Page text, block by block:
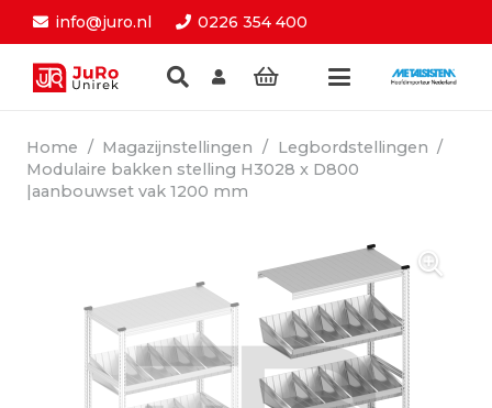
info@juro.nl 0226 354 400
Home / Magazijnstellingen / Legbordstellingen /
Modulaire bakken stelling H3028 x D800
|aanbouwset vak 1200 mm